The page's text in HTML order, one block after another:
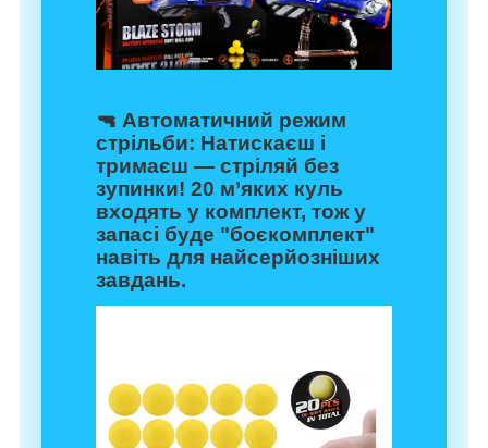
🔫 Автоматичний режим
стрільби: Натискаєш і
тримаєш — стріляй без
зупинки! 20 м’яких куль
входять у комплект, тож у
запасі буде "боєкомплект"
навіть для найсерйозніших
завдань.